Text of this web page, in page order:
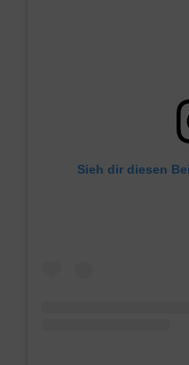
Sieh dir diesen